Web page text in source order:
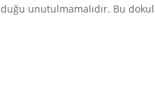
unutulmamalıdır. Bu